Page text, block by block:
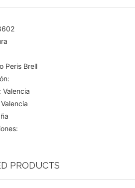
Peris Brell
Valencia
PRODUCTS